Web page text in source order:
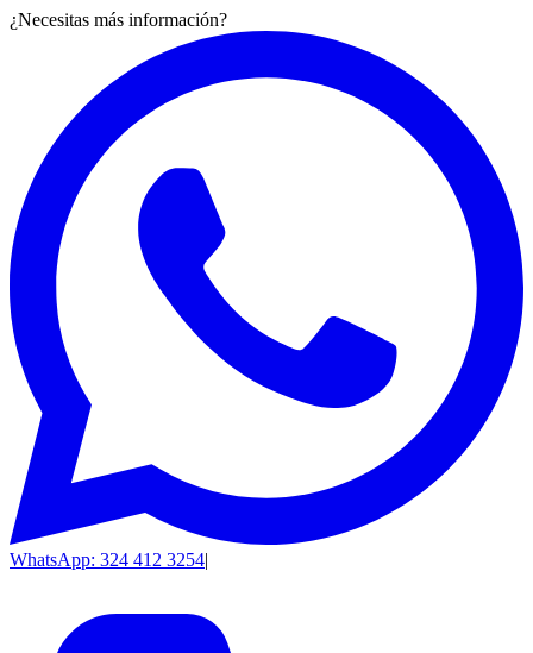
¿Necesitas más información?
WhatsApp: 324 412 3254|